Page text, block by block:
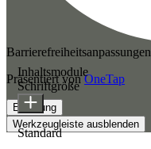
Barrierefreiheitsanpassungen
Präsentiert vonOneTap
Erklärung
Werkzeugleiste ausblenden
Inhaltsmodule
Schriftgröße
Standard